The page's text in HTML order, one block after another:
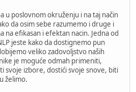
u poslovnom okruženju i na taj način
da osim sebe razumemo i druge i
na efikasan i efektan nacin. Jedna od
jeste kako da dostignemo pun
veliko zadovoljstvo naših
je moguće odmah primeniti,
svoje izbore, dostići svoje snove, biti
želimo.